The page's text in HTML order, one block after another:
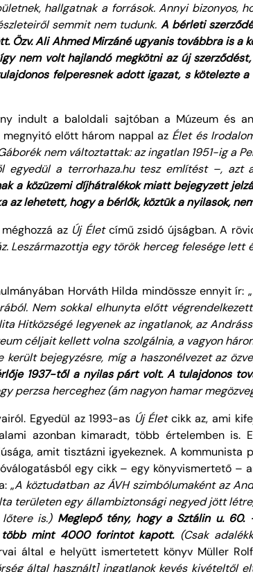
hallgatnak a források. Annyi bizonyos,
semmit nem tudunk. A bérleti
Özv. Ali Ahmed Mirzáné ugyanis továbbra is a
nem volt hajlandó megkötni az új
felperesnek adott igazat, s kötelezte
indult a baloldali sajtóban a Múzeum és
előtt három nappal az Élet és
nem változtattak: az ingatlan 1951-ig a
egyedül a terrorhaza.hu tesz említést –, azt
a közüzemi díjhátralékok miatt bejegyzett
az lehetett, hogy a bérlők, köztük anyilasok,
az Új Életcímű zsidó újságban. A
Leszármazottja egy török herceg felesége lett
Horváth Hilda mindössze ennyit ír: „
Nem sokkal elhunyta előtt
Hitközségé legyenek az ingatlanok, az
céljait kellett volna szolgálnia, a vagyon
bejegyzésre, míg a haszonélvezet az
1937-től a nyilas párt volt. A tulajdonos
perzsa herceghez (ám nagyon hamar
Egyedül az 1993-as Új Életcikk az, ami
azonban kimaradt, több értelemben is.
amit tisztázni igyekeznek. A
egy cikk – egy könyvismertető –
„A köztudatban az ÁVH szimbólumaként az
területen egy állambiztonsági negyed jött
lőtere is.) Meglepő tény, hogy a Sztálin u.
mint 4000 forintot kapott.(Csak
által e helyütt ismertetett könyv Müller
által használt] ingatlanok kevés kivételtől